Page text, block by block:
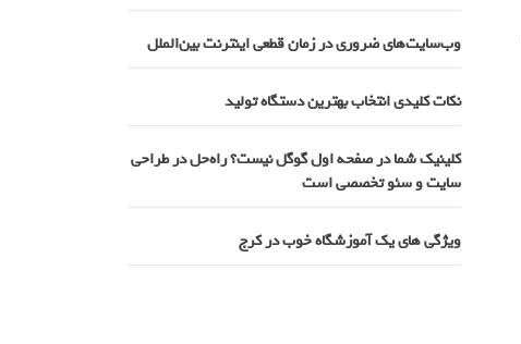
وب‌سایت‌های ضروری در زمان قطعی اینترنت بین‌الملل
نکات کلیدی انتخاب بهترین دستگاه تولید
کلینیک شما در صفحه اول گوگل نیست؟ راه‌حل در طراحی
سایت و سئو تخصصی است
ویژگی های یک آموزشگاه خوب در کرج